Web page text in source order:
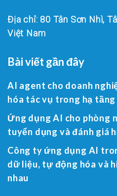
Địa chỉ: 80 Tân Sơn Nhì,
Việt Nam
Bài viết gần đây
AI agent cho doanh
hóa tác vụ trong hạ
Ứng dụng AI cho phòng
tuyển dụng và đánh giá
Công ty ứng dụng AI
dữ liệu, tự động hóa và
nhau